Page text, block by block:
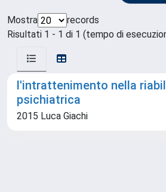
Mostra
records
Risultati 1 - 1 di 1 (tempo di
l'intrattenimento nella
psichiatrica
2015 Luca Giachi